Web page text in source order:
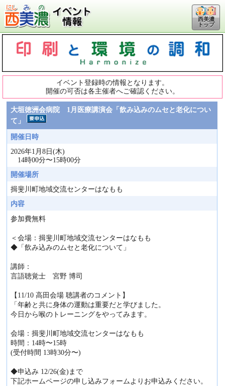
西美濃
トップ
イベント登録時の情報となります。
開催の可否は各主催者へご確認ください。
大垣徳洲会病院 1月医療講演会「飲み込みのムセと老化につい
て」
開催日時
2026年1月8日(木)
14時00分〜15時00分
開催場所
揖斐川町地域交流センターはなもも
内容
参加費無料
＜会場：揖斐川町地域交流センターはなもも
◆「飲み込みのムセと老化について」
講師：
言語聴覚士 宮野 博司
【11/10 高田会場 聴講者のコメント】
「年齢と共に身体の運動は重要だと学びました。
今日から喉のトレーニングをやってみます。
会場：揖斐川町地域交流センターはなもも
時間：14時〜15時
(受付時間 13時30分〜)
◆申込み 12/26(金)まで
下記ホームページの申し込みフォームよりお申込みください。